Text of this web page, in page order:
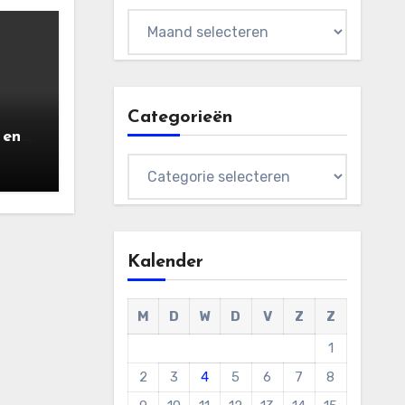
Categorieën
Kalender
M D W D V Z
Z
1
2
3 4 5 6 7
8